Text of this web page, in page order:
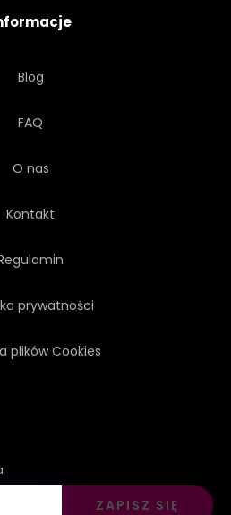
Blog
FAQ
O nas
Kontakt
prywatności
plików Cookies
ZAPISZ SIĘ